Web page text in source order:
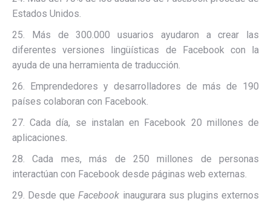
Estados Unidos.
25. Más de 300.000 usuarios ayudaron a crear las
diferentes versiones lingüísticas de Facebook con la
ayuda de una herramienta de traducción.
26. Emprendedores y desarrolladores de más de 190
países colaboran con Facebook.
27. Cada día, se instalan en Facebook 20 millones de
aplicaciones.
28. Cada mes, más de 250 millones de personas
interactúan con Facebook desde páginas web externas.
29. Desde queFacebook inaugurara sus plugins externos